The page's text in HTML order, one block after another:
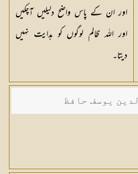
اور ان کے پاس واضح دلیلیں آچکیں
اور اللہ ظالم لوگوں کو ہدایت نہیں
دیتا۔
یوسف حافظ